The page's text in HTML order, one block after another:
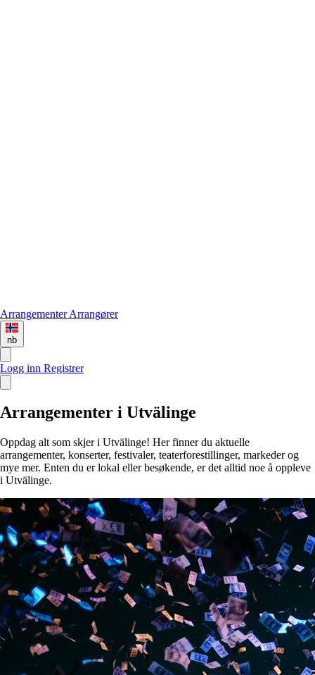
ArrangementerArrangører
nb
Logg inn Registrer
Arrangementer i Utvälinge
Oppdag alt som skjer i Utvälinge! Her finner du aktuelle
arrangementer, konserter, festivaler, teaterforestillinger, markeder og
mye mer. Enten du er lokal eller besøkende, er det alltid noe å oppleve
i Utvälinge.